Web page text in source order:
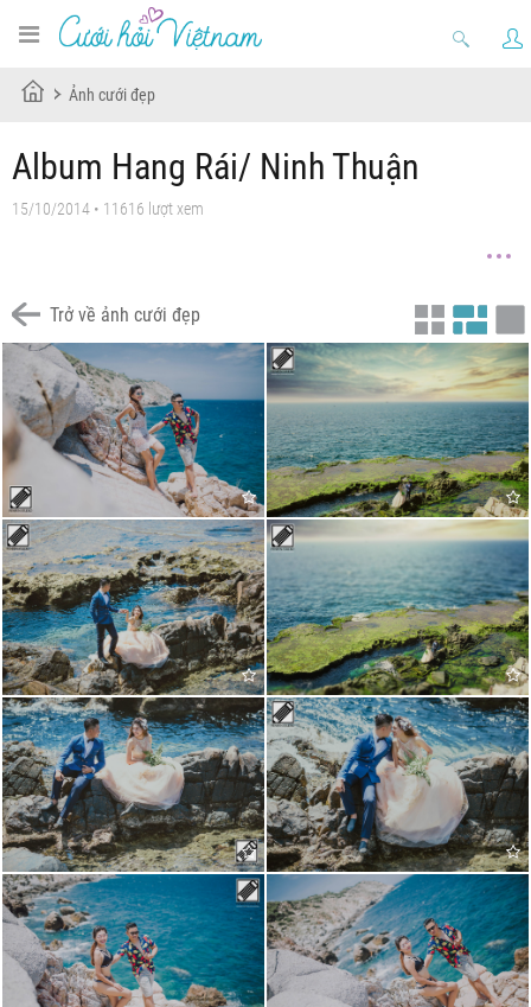
Ảnh cưới đẹp
Album Hang Rái/ Ninh Thuận
15/10/2014 • 11616 lượt xem
Trở về ảnh cưới đẹp